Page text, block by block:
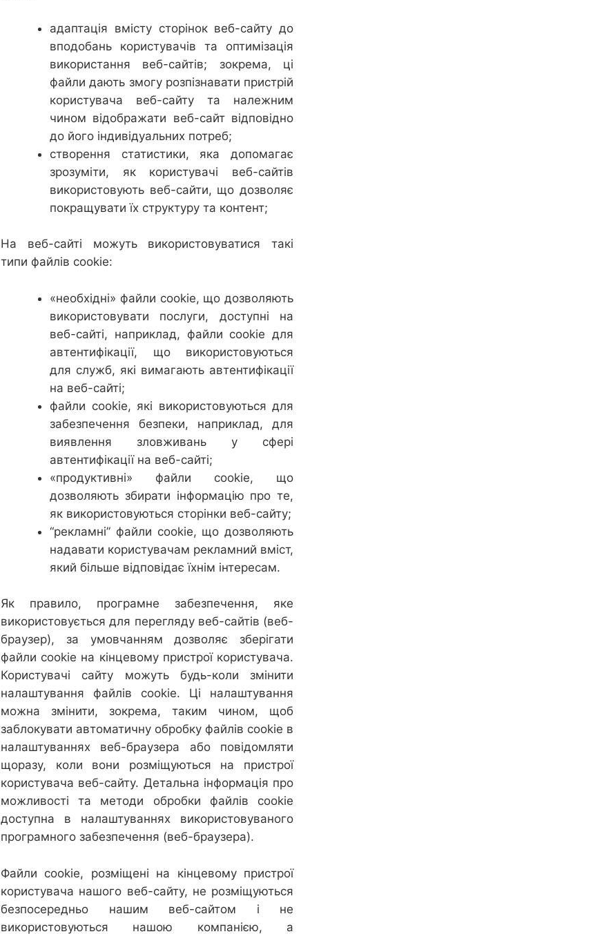
адаптація вмісту сторінок веб-сайту до
вподобань користувачів та оптимізація
використання веб-сайтів; зокрема, ці
файли дають змогу розпізнавати пристрій
користувача веб-сайту та належним
чином відображати веб-сайт відповідно
до його індивідуальних потреб;
створення статистики, яка допомагає
зрозуміти, як користувачі веб-сайтів
використовують веб-сайти, що дозволяє
покращувати їх структуру та контент;
На веб-сайті можуть використовуватися такі
типи файлів cookie:
«необхідні» файли cookie, що дозволяють
використовувати послуги, доступні на
веб-сайті, наприклад, файли cookie для
автентифікації, що використовуються
для служб, які вимагають автентифікації
на веб-сайті;
файли cookie, які використовуються для
забезпечення безпеки, наприклад, для
виявлення зловживань у сфері
автентифікації на веб-сайті;
«продуктивні» файли cookie, що
дозволяють збирати інформацію про те,
як використовуються сторінки веб-сайту;
“рекламні” файли cookie, що дозволяють
надавати користувачам рекламний вміст,
який більше відповідає їхнім інтересам.
Як правило, програмне забезпечення, яке
використовується для перегляду веб-сайтів (веб-
браузер), за умовчанням дозволяє зберігати
файли cookie на кінцевому пристрої користувача.
Користувачі сайту можуть будь-коли змінити
налаштування файлів cookie. Ці налаштування
можна змінити, зокрема, таким чином, щоб
заблокувати автоматичну обробку файлів cookie в
налаштуваннях веб-браузера або повідомляти
щоразу, коли вони розміщуються на пристрої
користувача веб-сайту. Детальна інформація про
можливості та методи обробки файлів cookie
доступна в налаштуваннях використовуваного
програмного забезпечення (веб-браузера).
Файли cookie, розміщені на кінцевому пристрої
користувача нашого веб-сайту, не розміщуються
безпосередньо нашим веб-сайтом і не
використовуються нашою компанією, а